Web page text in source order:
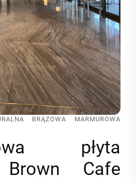
BRĄZOWA MARMUROWA
płyta
Cafe